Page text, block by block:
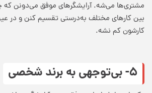
مشتری‌ها می‌شه. آرایشگرهای موفق می‌دونن که
بین کارهای مختلف به‌درستی تقسیم کنن و در
کارشون کم نشه.
۵- بی‌توجهی به برند شخصی